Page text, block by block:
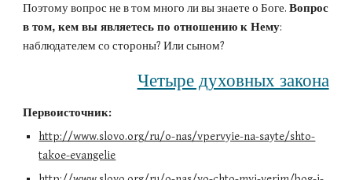
Поэтому вопрос не в том много ли вы знаете о Боге. Вопрос
в том, кем вы являетесь по отношению к Нему:
наблюдателем со стороны? Или сыном?
Четыре духовных закона
Первоисточник:
http://www.slovo.org/ru/o-nas/vpervyie-na-sayte/shto-
takoe-evangelie